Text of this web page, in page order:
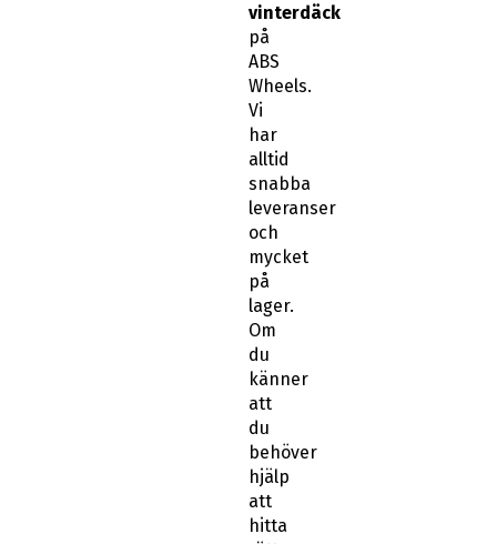
vinterdäck
på
ABS
Wheels.
Vi
har
alltid
snabba
leveranser
och
mycket
på
lager.
Om
du
känner
att
du
behöver
hjälp
att
hitta